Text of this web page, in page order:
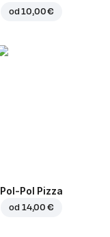
od10,00 €
Pol-Pol Pizza
od 14,00 €